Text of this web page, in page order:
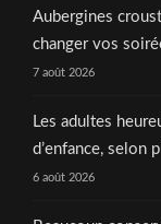
Aubergines
changer vos
7 août 2026
Les adultes
d’enfance, selon
6 août 2026